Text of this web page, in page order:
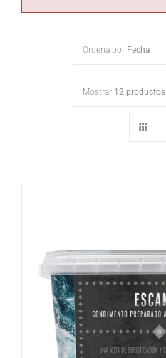
Ordena por Fecha
Mostrar 12 productos